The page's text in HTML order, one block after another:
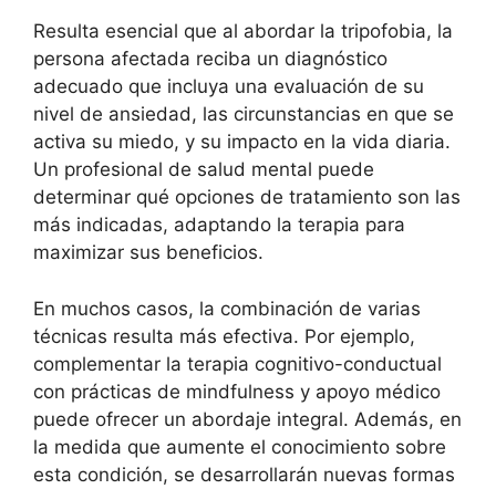
Resulta esencial que al abordar la tripofobia, la
persona afectada reciba un diagnóstico
adecuado que incluya una evaluación de su
nivel de ansiedad, las circunstancias en que se
activa su miedo, y su impacto en la vida diaria.
Un profesional de salud mental puede
determinar qué opciones de tratamiento son las
más indicadas, adaptando la terapia para
maximizar sus beneficios.
En muchos casos, la combinación de varias
técnicas resulta más efectiva. Por ejemplo,
complementar la terapia cognitivo-conductual
con prácticas de mindfulness y apoyo médico
puede ofrecer un abordaje integral. Además, en
la medida que aumente el conocimiento sobre
esta condición, se desarrollarán nuevas formas